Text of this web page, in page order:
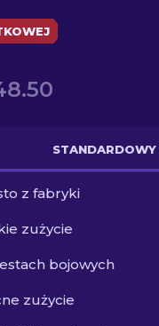
z fabryki
zużycie
bojowych
zużycie